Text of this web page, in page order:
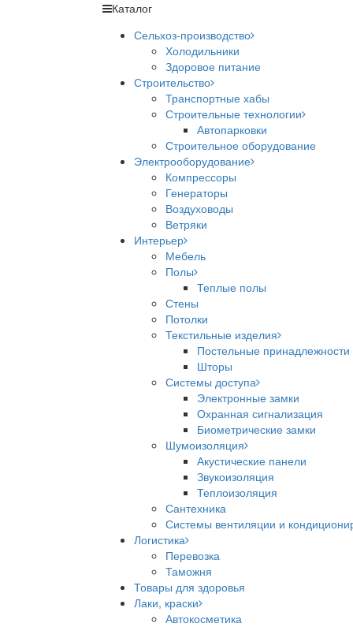
Каталог
Сельхоз-производство
Холодильники
Здоровое питание
Строительство
Транспортные хабы
Строительные технологии
Автопарковки
Строительное оборудование
Электрооборудование
Компрессоры
Генераторы
Воздуховоды
Ветряки
Интерьер
Мебель
Полы
Теплые полы
Стены
Потолки
Текстильные изделия
Постельные принадлежности
Шторы
Системы доступа
Электронные замки
Охранная сигнализация
Биометрические замки
Шумоизоляция
Акустические панели
Звукоизоляция
Теплоизоляция
Сантехника
Системы вентиляции и
Логистика
Перевозка
Таможня
Товары для здоровья
Лаки, краски
Автокосметика